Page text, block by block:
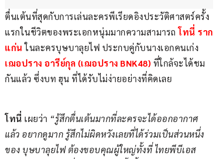
ตื่นเต้นที่สุดกับการเล่นละครพีเรียดอิงประวัติศาสตร์ครั้ง
แรกในชีวิตของพระเอกหนุ่มมากความสามารถ โทนี่ ราก
แก่น ในละครบุษบาลุยไฟ ประกบคู่กับนางเอกคนเก่ง
เฌอปราง อารีย์กุล (เฌอปราง BNK48) ที่ใกล้จะได้ชม
กันแล้ว ซึ่งบท ฮุน ที่ได้รับไม่ง่ายอย่างที่คิดเลย
โทนี่ เผยว่า “รู้สึกตื่นเต้นมากที่ละครจะได้ออกอากาศ
แล้ว อยากดูมาก รู้สึกไม่ผิดหวังเลยที่ได้ร่วมเป็นส่วนหนึ่ง
ของ บุษบาลุยไฟ ต้องขอบคุณผู้ใหญ่ทั้งที่ ไทยพีบีเอส